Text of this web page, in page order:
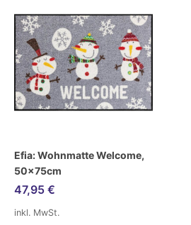
Efia: Wohnmatte Welcome,
50x75cm
47,95 €
inkl. MwSt.